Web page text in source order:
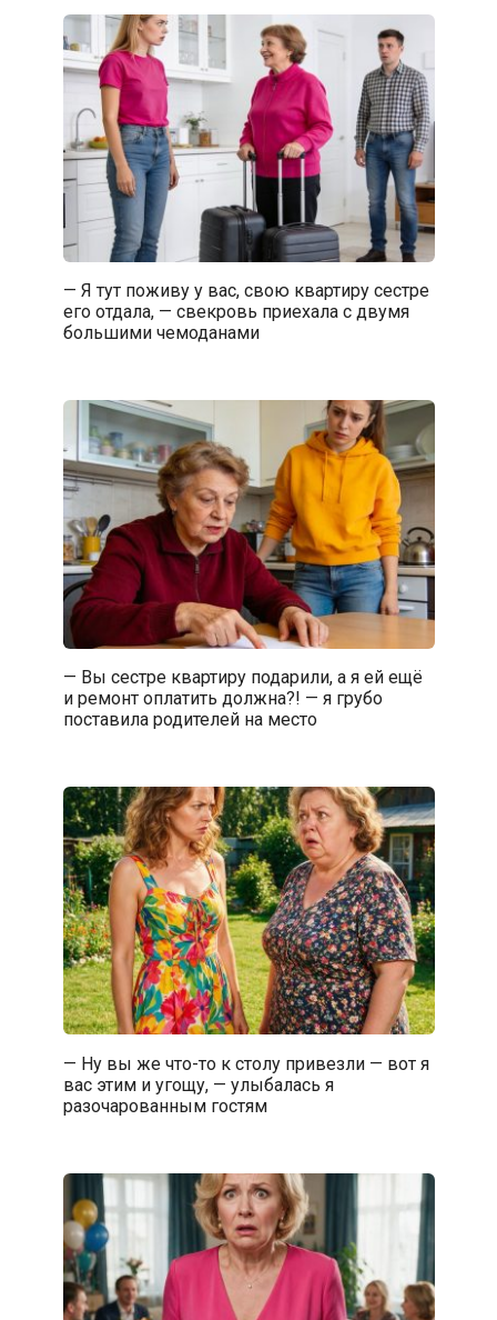
— Я тут поживу у вас, свою квартиру сестре
его отдала, — свекровь приехала с двумя
большими чемоданами
— Вы сестре квартиру подарили, а я ей ещё
и ремонт оплатить должна?! — я грубо
поставила родителей на место
— Ну вы же что-то к столу привезли — вот я
вас этим и угощу, — улыбалась я
разочарованным гостям